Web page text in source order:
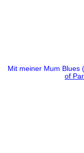
Mit meiner Mum Blues
of